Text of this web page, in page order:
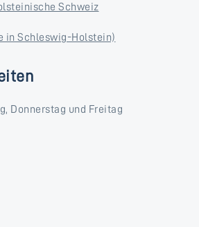
Schweiz
in Schleswig-Holstein)
Donnerstag und Freitag